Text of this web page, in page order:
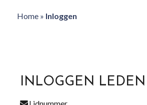
Home» Inloggen
INLOGGEN LEDEN